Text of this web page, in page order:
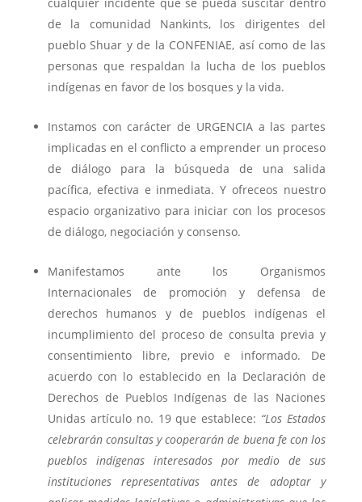
de la comunidad Nankints, los dirigentes del
pueblo Shuar y de la CONFENIAE, así como de las
personas que respaldan la lucha de los pueblos
indígenas en favor de los bosques y la vida.
Instamos con carácter de URGENCIA a las partes
implicadas en el conflicto a emprender un proceso
de diálogo para la búsqueda de una salida
pacífica, efectiva e inmediata. Y ofreceos nuestro
espacio organizativo para iniciar con los procesos
de diálogo, negociación y consenso.
Manifestamos ante los Organismos
Internacionales de promoción y defensa de
derechos humanos y de pueblos indígenas el
incumplimiento del proceso de consulta previa y
consentimiento libre, previo e informado. De
acuerdo con lo establecido en la Declaración de
Derechos de Pueblos Indígenas de las Naciones
Unidas artículo no. 19 que establece: “Los Estados
celebrarán consultas y cooperarán de buena fe con los
pueblos indígenas interesados por medio de sus
instituciones representativas antes de adoptar y